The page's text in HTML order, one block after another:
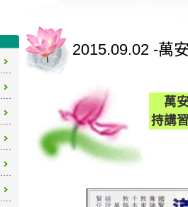
2015.09.02 -萬
萬安
持講